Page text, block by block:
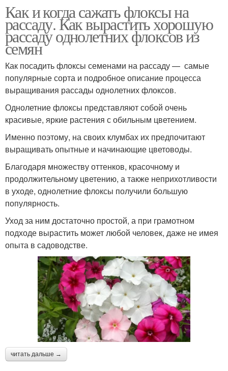
Как и когда сажать флоксы на
рассаду. Как вырастить хорошую
рассаду однолетних флоксов из
семян
Как посадить флоксы семенами на рассаду — самые
популярные сорта и подробное описание процесса
выращивания рассады однолетних флоксов.
Однолетние флоксы представляют собой очень
красивые, яркие растения с обильным цветением.
Именно поэтому, на своих клумбах их предпочитают
выращивать опытные и начинающие цветоводы.
Благодаря множеству оттенков, красочному и
продолжительному цветению, а также неприхотливости
в уходе, однолетние флоксы получили большую
популярность.
Уход за ним достаточно простой, а при грамотном
подходе вырастить может любой человек, даже не имея
опыта в садоводстве.
читать дальше →